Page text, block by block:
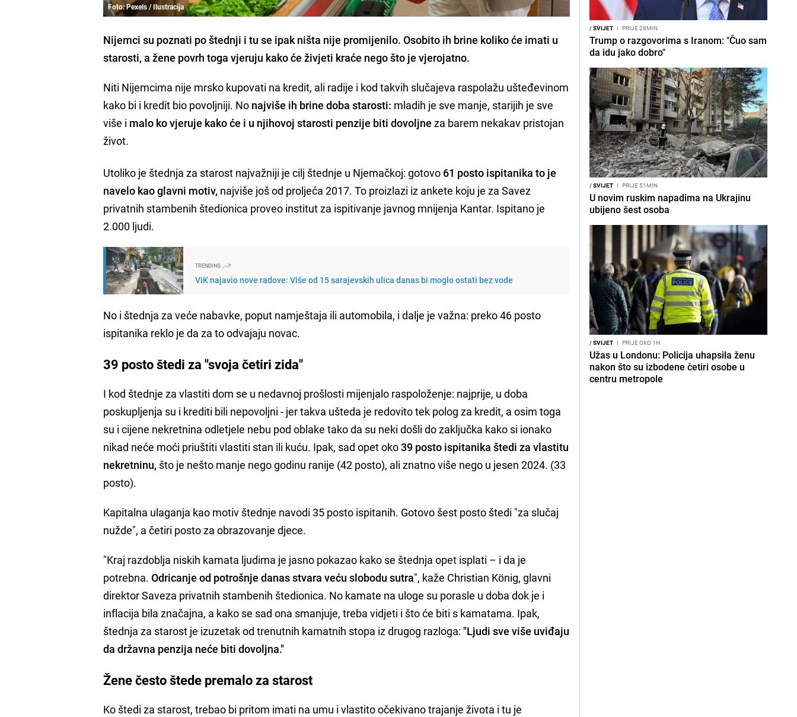
Foto: Pexels / Ilustracija
Nijemci su poznati po štednji i tu se ipak ništa nije promijenilo. Osobito ih brine koliko će imati u
starosti, a žene povrh toga vjeruju kako će živjeti kraće nego što je vjerojatno.
Niti Nijemcima nije mrsko kupovati na kredit, ali radije i kod takvih slučajeva raspolažu ušteđevinom
kako bi i kredit bio povoljniji. No najviše ih brine doba starosti: mladih je sve manje, starijih je sve
više i malo ko vjeruje kako će i u njihovoj starosti penzije biti dovoljne za barem nekakav pristojan
život.
Utoliko je štednja za starost najvažniji je cilj štednje u Njemačkoj: gotovo 61 posto ispitanika to je
navelo kao glavni motiv, najviše još od proljeća 2017. To proizlazi iz ankete koju je za Savez
privatnih stambenih štedionica proveo institut za ispitivanje javnog mnijenja Kantar. Ispitano je
2.000 ljudi.
TRENDING
ViK najavio nove radove: Više od 15 sarajevskih ulica danas bi moglo ostati bez vode
No i štednja za veće nabavke, poput namještaja ili automobila, i dalje je važna: preko 46 posto
ispitanika reklo je da za to odvajaju novac.
39 posto štedi za "svoja četiri zida"
I kod štednje za vlastiti dom se u nedavnoj prošlosti mijenjalo raspoloženje: najprije, u doba
poskupljenja su i krediti bili nepovoljni - jer takva ušteda je redovito tek polog za kredit, a osim toga
su i cijene nekretnina odletjele nebu pod oblake tako da su neki došli do zaključka kako si ionako
nikad neće moći priuštiti vlastiti stan ili kuću. Ipak, sad opet oko39 posto ispitanika štedi za vlastitu
nekretninu, što je nešto manje nego godinu ranije (42 posto), ali znatno više nego u jesen 2024. (33
posto).
Kapitalna ulaganja kao motiv štednje navodi 35 posto ispitanih. Gotovo šest posto štedi "za slučaj
nužde", a četiri posto za obrazovanje djece.
"Kraj razdoblja niskih kamata ljudima je jasno pokazao kako se štednja opet isplati – i da je
potrebna.Odricanje od potrošnje danas stvara veću slobodu sutra", kaže Christian König, glavni
direktor Saveza privatnih stambenih štedionica. No kamate na uloge su porasle u doba dok je i
inflacija bila značajna, a kako se sad ona smanjuje, treba vidjeti i što će biti s kamatama. Ipak,
štednja za starost je izuzetak od trenutnih kamatnih stopa iz drugog razloga:"Ljudi sve više uviđaju
da državna penzija neće biti dovoljna."
Žene često štede premalo za starost
Ko štedi za starost, trebao bi pritom imati na umu i vlastito očekivano trajanje života i tu je
/SVIJET I PRIJE 28MIN
Trump o razgovorima s Iranom: "Čuo sam
da idu jako dobro"
/SVIJET I PRIJE 51MIN
U novim ruskim napadima na Ukrajinu
ubijeno šest osoba
/SVIJET I PRIJE OKO 1H
Užas u Londonu: Policija uhapsila ženu
nakon što su izbodene četiri osobe u
centru metropole